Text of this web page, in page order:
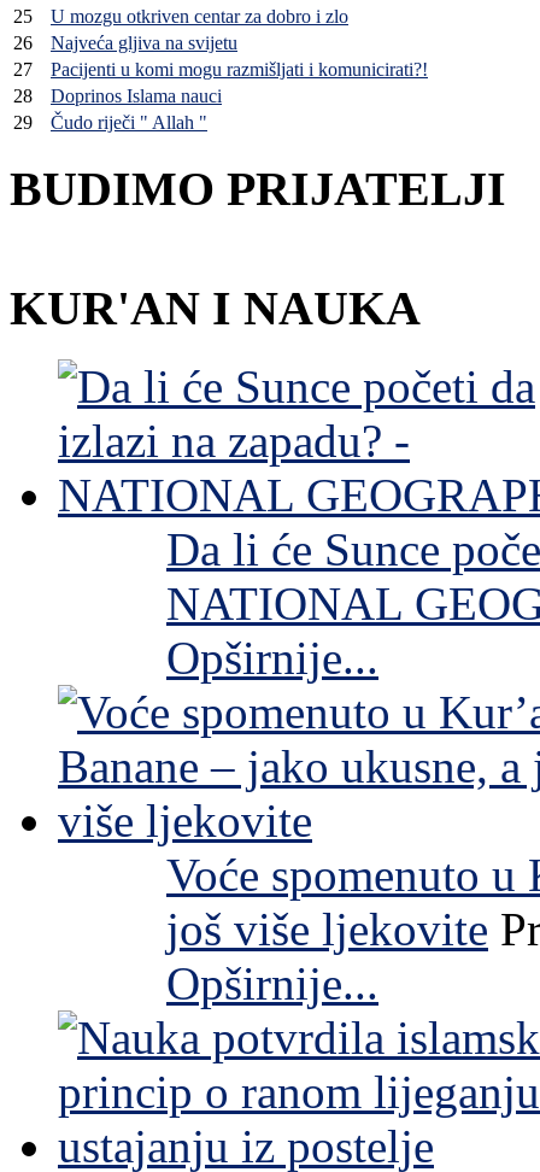
25
U mozgu otkriven centar za dobro i zlo
26
Najveća gljiva na svijetu
27
Pacijenti u komi mogu razmišljati i komunicirati?!
28
Doprinos Islama nauci
29
Čudo riječi " Allah "
BUDIMO PRIJATELJI
KUR'AN I NAUKA
Da li će Sunce
NATIONAL
Opširnije...
Voće spomenuto u
još više ljekovite
Opširnije...